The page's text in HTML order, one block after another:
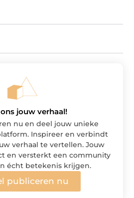
jouw verhaal!
nu en deel jouw unieke
Inspireer en verbindt
verhaal te vertellen. Jouw
en versterkt een community
écht betekenis krijgen.
publiceren nu